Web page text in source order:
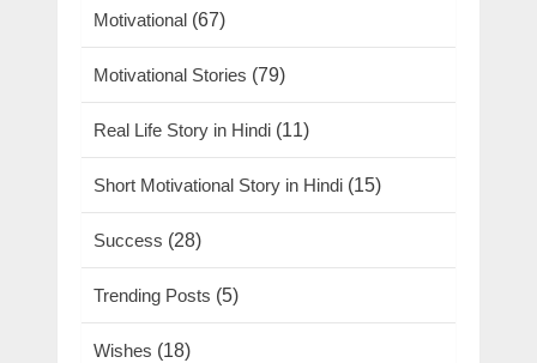
Motivational (67)
Motivational Stories (79)
Real Life Story in Hindi (11)
Short Motivational Story in Hindi (15)
Success (28)
Trending Posts (5)
Wishes (18)